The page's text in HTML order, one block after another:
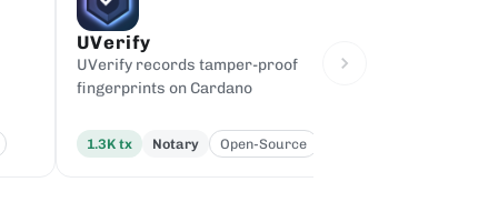
UVerify
UVerify records tamper-proof
fingerprints on Cardano
1.3K tx Notary Open-Source